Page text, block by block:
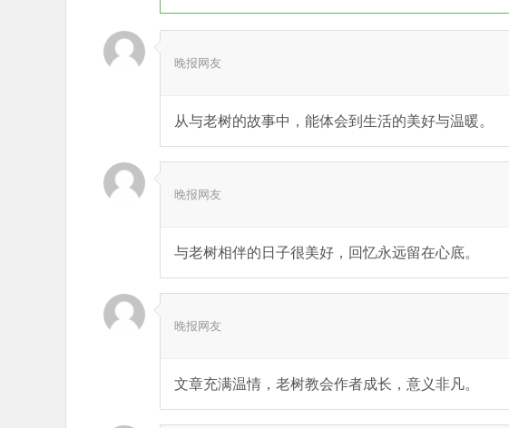
晚报网友
从与老树的故事中，能体会到生活的美好与温暖。
晚报网友
与老树相伴的日子很美好，回忆永远留在心底。
晚报网友
文章充满温情，老树教会作者成长，意义非凡。